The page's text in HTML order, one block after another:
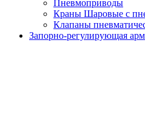
Пневмоприводы
Краны Шаровые с
Клапаны
Запорно-регулирующая